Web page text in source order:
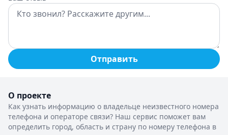
Отправить
О проекте
Как узнать информацию о владельце неизвестного номера
телефона и операторе связи? Наш сервис поможет вам
определить город, область и страну по номеру телефона в